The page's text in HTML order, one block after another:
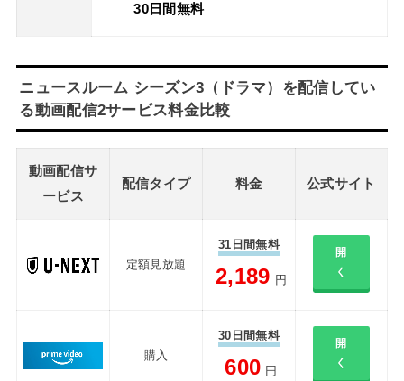
30日間無料
ニュースルーム シーズン3（ドラマ）を配信してい
る動画配信2サービス料金比較
動画配信サ
ービス
配信タイプ 料金 公式サイト
定額見放題
31日間無料
2,189 円
開
く
購入
30日間無料
600 円
開
く